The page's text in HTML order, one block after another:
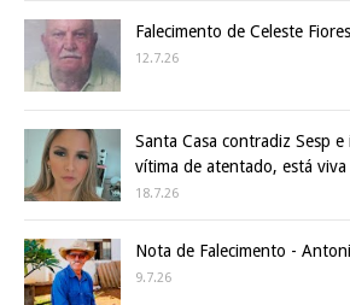
Falecimento de Celeste
12.7.26
Santa Casa contradiz Sesp
vítima de atentado, está viva
18.7.26
Nota de Falecimento -
9.7.26